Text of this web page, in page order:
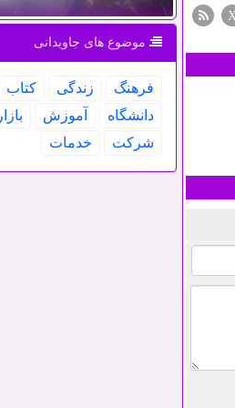
موضوع های جاویدانی
فرهنگ زندگی
كتاب
دانشگاه
آموزش
بازار
شركت
خدمات